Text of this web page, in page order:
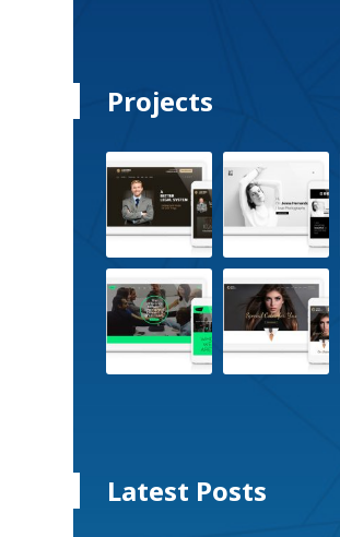
Projects
Latest Posts